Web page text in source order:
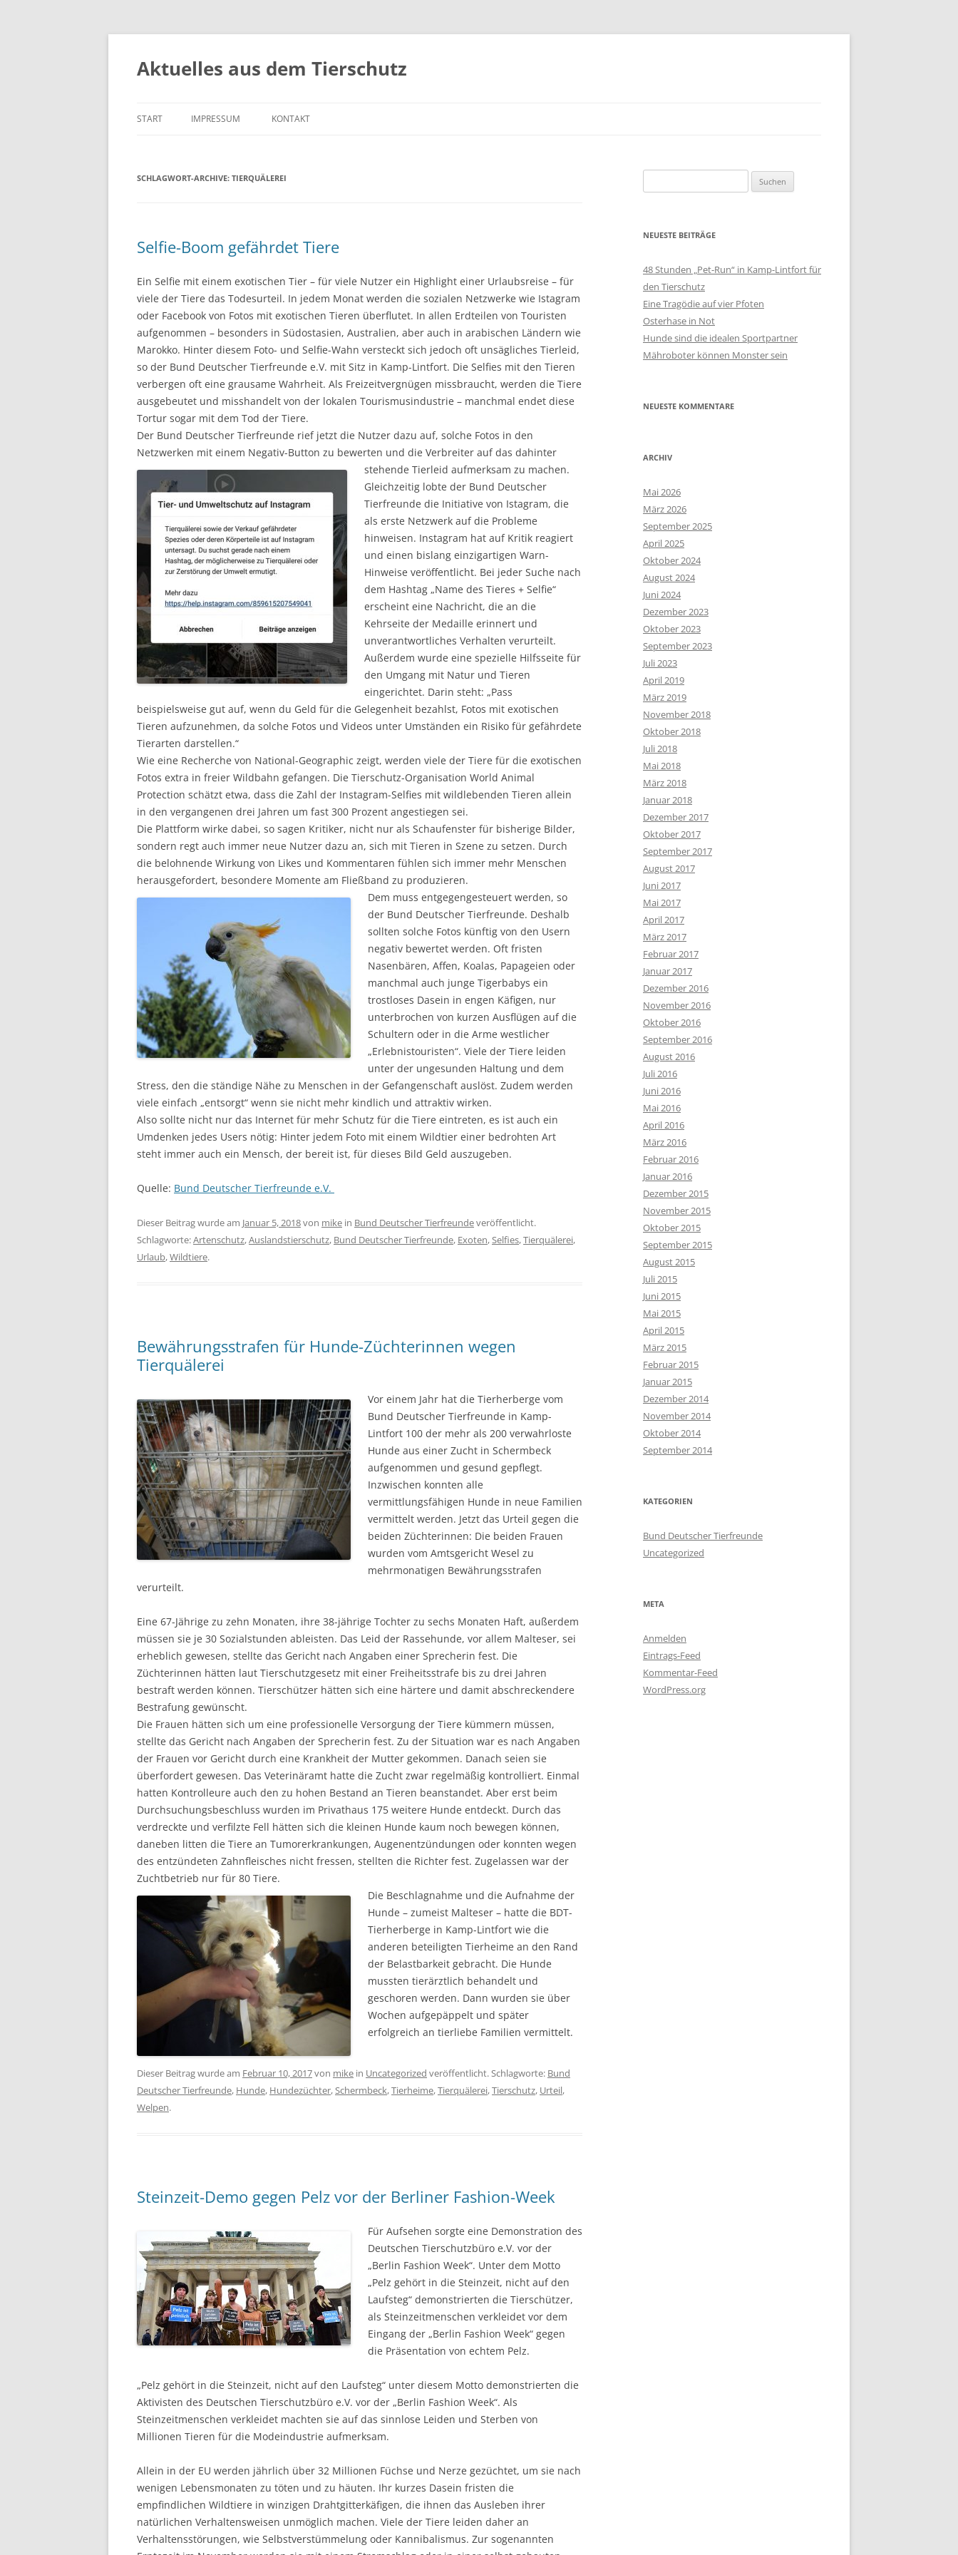
Aktuelles aus dem Tierschutz
START IMPRESSUM KONTAKT
SCHLAGWORT-ARCHIVE: TIERQUÄLEREI
Selfie-Boom gefährdet Tiere
Ein Selfie mit einem exotischen Tier – für viele Nutzer ein Highlight einer Urlaubsreise – für
viele der Tiere das Todesurteil. In jedem Monat werden die sozialen Netzwerke wie Istagram
oder Facebook von Fotos mit exotischen Tieren überflutet. In allen Erdteilen von Touristen
aufgenommen – besonders in Südostasien, Australien, aber auch in arabischen Ländern wie
Marokko. Hinter diesem Foto- und Selfie-Wahn versteckt sich jedoch oft unsägliches Tierleid,
so der Bund Deutscher Tierfreunde e.V. mit Sitz in Kamp-Lintfort. Die Selfies mit den Tieren
verbergen oft eine grausame Wahrheit. Als Freizeitvergnügen missbraucht, werden die Tiere
ausgebeutet und misshandelt von der lokalen Tourismusindustrie – manchmal endet diese
Tortur sogar mit dem Tod der Tiere.
Der Bund Deutscher Tierfreunde rief jetzt die Nutzer dazu auf, solche Fotos in den
Netzwerken mit einem Negativ-Button zu bewerten und die Verbreiter auf das dahinter
stehende Tierleid aufmerksam zu machen.
Gleichzeitig lobte der Bund Deutscher
Tierfreunde die Initiative von Istagram, die
als erste Netzwerk auf die Probleme
hinweisen. Instagram hat auf Kritik reagiert
und einen bislang einzigartigen Warn-
Hinweise veröffentlicht. Bei jeder Suche nach
dem Hashtag „Name des Tieres + Selfie“
erscheint eine Nachricht, die an die
Kehrseite der Medaille erinnert und
unverantwortliches Verhalten verurteilt.
Außerdem wurde eine spezielle Hilfsseite für
den Umgang mit Natur und Tieren
eingerichtet. Darin steht: „Pass
beispielsweise gut auf, wenn du Geld für die Gelegenheit bezahlst, Fotos mit exotischen
Tieren aufzunehmen, da solche Fotos und Videos unter Umständen ein Risiko für gefährdete
Tierarten darstellen.“
Wie eine Recherche von National-Geographic zeigt, werden viele der Tiere für die exotischen
Fotos extra in freier Wildbahn gefangen. Die Tierschutz-Organisation World Animal
Protection schätzt etwa, dass die Zahl der Instagram-Selfies mit wildlebenden Tieren allein
in den vergangenen drei Jahren um fast 300 Prozent angestiegen sei.
Die Plattform wirke dabei, so sagen Kritiker, nicht nur als Schaufenster für bisherige Bilder,
sondern regt auch immer neue Nutzer dazu an, sich mit Tieren in Szene zu setzen. Durch
die belohnende Wirkung von Likes und Kommentaren fühlen sich immer mehr Menschen
herausgefordert, besondere Momente am Fließband zu produzieren.
Dem muss entgegengesteuert werden, so
der Bund Deutscher Tierfreunde. Deshalb
sollten solche Fotos künftig von den Usern
negativ bewertet werden. Oft fristen
Nasenbären, Affen, Koalas, Papageien oder
manchmal auch junge Tigerbabys ein
trostloses Dasein in engen Käfigen, nur
unterbrochen von kurzen Ausflügen auf die
Schultern oder in die Arme westlicher
„Erlebnistouristen“. Viele der Tiere leiden
unter der ungesunden Haltung und dem
Stress, den die ständige Nähe zu Menschen in der Gefangenschaft auslöst. Zudem werden
viele einfach „entsorgt“ wenn sie nicht mehr kindlich und attraktiv wirken.
Also sollte nicht nur das Internet für mehr Schutz für die Tiere eintreten, es ist auch ein
Umdenken jedes Users nötig: Hinter jedem Foto mit einem Wildtier einer bedrohten Art
steht immer auch ein Mensch, der bereit ist, für dieses Bild Geld auszugeben.
Quelle: Bund Deutscher Tierfreunde e.V.
Dieser Beitrag wurde am Januar 5, 2018von mike in Bund Deutscher Tierfreundeveröffentlicht.
Schlagworte:Artenschutz,Auslandstierschutz, Bund Deutscher Tierfreunde, Exoten,Selfies,Tierquälerei,
Urlaub,Wildtiere.
Bewährungsstrafen für Hunde-Züchterinnen wegen
Tierquälerei
Vor einem Jahr hat die Tierherberge vom
Bund Deutscher Tierfreunde in Kamp-
Lintfort 100 der mehr als 200 verwahrloste
Hunde aus einer Zucht in Schermbeck
aufgenommen und gesund gepflegt.
Inzwischen konnten alle
vermittlungsfähigen Hunde in neue Familien
vermittelt werden. Jetzt das Urteil gegen die
beiden Züchterinnen: Die beiden Frauen
wurden vom Amtsgericht Wesel zu
mehrmonatigen Bewährungsstrafen
verurteilt.
Eine 67-Jährige zu zehn Monaten, ihre 38-jährige Tochter zu sechs Monaten Haft, außerdem
müssen sie je 30 Sozialstunden ableisten. Das Leid der Rassehunde, vor allem Malteser, sei
erheblich gewesen, stellte das Gericht nach Angaben einer Sprecherin fest. Die
Züchterinnen hätten laut Tierschutzgesetz mit einer Freiheitsstrafe bis zu drei Jahren
bestraft werden können. Tierschützer hätten sich eine härtere und damit abschreckendere
Bestrafung gewünscht.
Die Frauen hätten sich um eine professionelle Versorgung der Tiere kümmern müssen,
stellte das Gericht nach Angaben der Sprecherin fest. Zu der Situation war es nach Angaben
der Frauen vor Gericht durch eine Krankheit der Mutter gekommen. Danach seien sie
überfordert gewesen. Das Veterinäramt hatte die Zucht zwar regelmäßig kontrolliert. Einmal
hatten Kontrolleure auch den zu hohen Bestand an Tieren beanstandet. Aber erst beim
Durchsuchungsbeschluss wurden im Privathaus 175 weitere Hunde entdeckt. Durch das
verdreckte und verfilzte Fell hätten sich die kleinen Hunde kaum noch bewegen können,
daneben litten die Tiere an Tumorerkrankungen, Augenentzündungen oder konnten wegen
des entzündeten Zahnfleisches nicht fressen, stellten die Richter fest. Zugelassen war der
Zuchtbetrieb nur für 80 Tiere.
Die Beschlagnahme und die Aufnahme der
Hunde – zumeist Malteser – hatte die BDT-
Tierherberge in Kamp-Lintfort wie die
anderen beteiligten Tierheime an den Rand
der Belastbarkeit gebracht. Die Hunde
mussten tierärztlich behandelt und
geschoren werden. Dann wurden sie über
Wochen aufgepäppelt und später
erfolgreich an tierliebe Familien vermittelt.
Dieser Beitrag wurde am Februar 10, 2017von mike in Uncategorized veröffentlicht. Schlagworte: Bund
Deutscher Tierfreunde, Hunde, Hundezüchter,Schermbeck,Tierheime,Tierquälerei,Tierschutz, Urteil,
Welpen.
Steinzeit-Demo gegen Pelz vor der Berliner Fashion-Week
Für Aufsehen sorgte eine Demonstration des
Deutschen Tierschutzbüro e.V. vor der
„Berlin Fashion Week“. Unter dem Motto
„Pelz gehört in die Steinzeit, nicht auf den
Laufsteg“ demonstrierten die Tierschützer,
als Steinzeitmenschen verkleidet vor dem
Eingang der „Berlin Fashion Week“ gegen
die Präsentation von echtem Pelz.
„Pelz gehört in die Steinzeit, nicht auf den Laufsteg“ unter diesem Motto demonstrierten die
Aktivisten des Deutschen Tierschutzbüro e.V. vor der „Berlin Fashion Week“. Als
Steinzeitmenschen verkleidet machten sie auf das sinnlose Leiden und Sterben von
Millionen Tieren für die Modeindustrie aufmerksam.
Allein in der EU werden jährlich über 32 Millionen Füchse und Nerze gezüchtet, um sie nach
wenigen Lebensmonaten zu töten und zu häuten. Ihr kurzes Dasein fristen die
empfindlichen Wildtiere in winzigen Drahtgitterkäfigen, die ihnen das Ausleben ihrer
natürlichen Verhaltensweisen unmöglich machen. Viele der Tiere leiden daher an
Verhaltensstörungen, wie Selbstverstümmelung oder Kannibalismus. Zur sogenannten
nach:
NEUESTE BEITRÄGE
48 Stunden „Pet-Run“ in Kamp-Lintfort für
den Tierschutz
Eine Tragödie auf vier Pfoten
Osterhase in Not
Hunde sind die idealen Sportpartner
Mähroboter können Monster sein
NEUESTE KOMMENTARE
ARCHIV
Mai 2026
März 2026
September 2025
April 2025
Oktober 2024
August 2024
Juni 2024
Dezember 2023
Oktober 2023
September 2023
Juli 2023
April 2019
März 2019
November 2018
Oktober 2018
Juli 2018
Mai 2018
März 2018
Januar 2018
Dezember 2017
Oktober 2017
September 2017
August 2017
Juni 2017
Mai 2017
April 2017
März 2017
Februar 2017
Januar 2017
Dezember 2016
November 2016
Oktober 2016
September 2016
August 2016
Juli 2016
Juni 2016
Mai 2016
April 2016
März 2016
Februar 2016
Januar 2016
Dezember 2015
November 2015
Oktober 2015
September 2015
August 2015
Juli 2015
Juni 2015
Mai 2015
April 2015
März 2015
Februar 2015
Januar 2015
Dezember 2014
November 2014
Oktober 2014
September 2014
KATEGORIEN
Bund Deutscher Tierfreunde
Uncategorized
META
Anmelden
Eintrags-Feed
Kommentar-Feed
WordPress.org